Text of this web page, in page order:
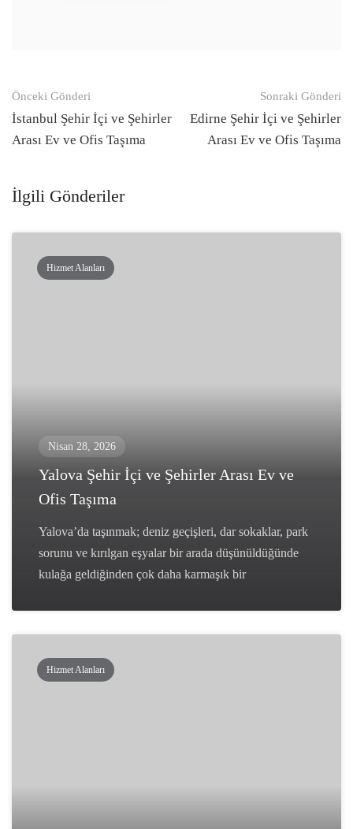
Gönderi
navigasyonu
Önceki Gönderi
İstanbul Şehir İçi ve Şehirler
Arası Ev ve Ofis Taşıma
Sonraki Gönderi
Edirne Şehir İçi ve Şehirler
Arası Ev ve Ofis Taşıma
İlgili Gönderiler
Hizmet Alanları
Nisan 28, 2026
Yalova Şehir İçi ve Şehirler Arası Ev ve
Ofis Taşıma
Yalova’da taşınmak; deniz geçişleri, dar sokaklar, park
sorunu ve kırılgan eşyalar bir arada düşünüldüğünde
kulağa geldiğinden çok daha karmaşık bir
Hizmet Alanları